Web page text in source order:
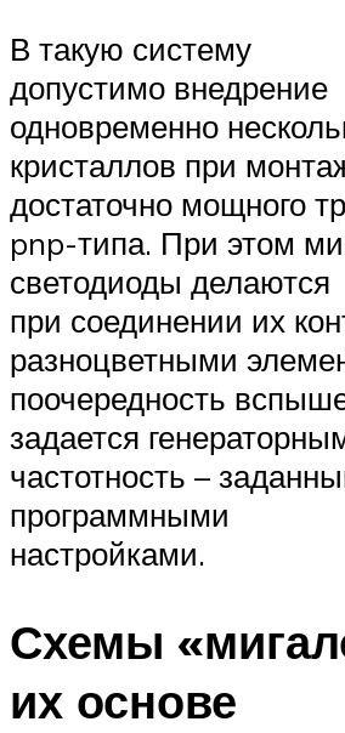
В такую систему
допустимо внедрение
одновременно
кристаллов при
достаточно мощного
pnp-типа. При этом
светодиоды делаются
при соединении их
разноцветными
поочередность
задается
частотность –
программными
настройками.
Схемы
их основе